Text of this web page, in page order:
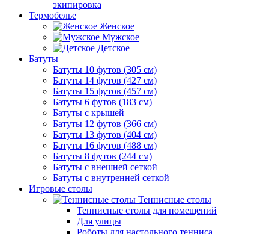
экипировка
Термобелье
Женское
Мужское
Детское
Батуты
Батуты 10 футов (305 см)
Батуты 14 футов (427 см)
Батуты 15 футов (457 см)
Батуты 6 футов (183 см)
Батуты с крышей
Батуты 12 футов (366 см)
Батуты 13 футов (404 см)
Батуты 16 футов (488 см)
Батуты 8 футов (244 см)
Батуты с внешней сеткой
Батуты с внутренней сеткой
Игровые столы
Теннисные столы
Теннисные столы для помещений
Для улицы
Роботы для настольного тенниса